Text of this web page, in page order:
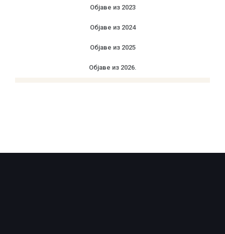
Објаве из 2023
Објаве из 2024
Објаве из 2025
Објаве из 2026.